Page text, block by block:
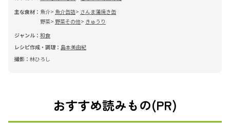
主な食材： 魚介 魚介缶詰
さんま蒲焼き缶
野菜
野菜その他
きゅうり
ジャンル： 和食
レシピ作成・調理： 島本美由紀
撮影： 林ひろし
おすすめ読みもの(PR)